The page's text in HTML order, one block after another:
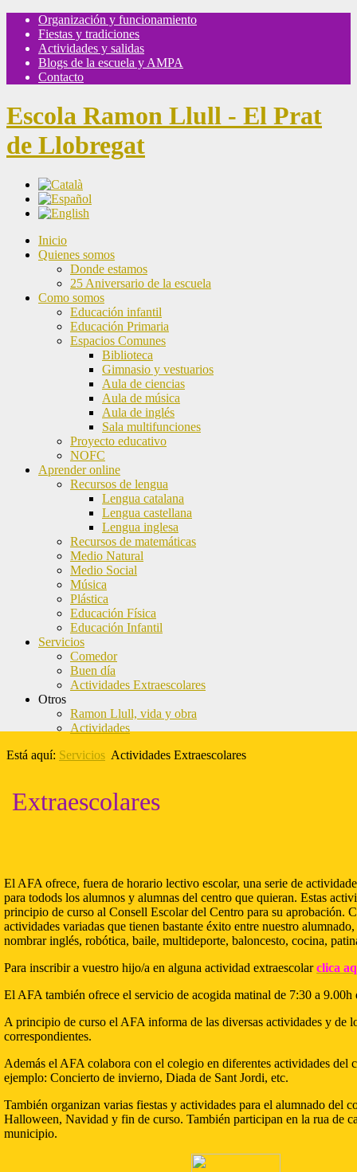
Organización y funcionamiento
Fiestas y tradiciones
Actividades y salidas
Blogs de la escuela y AMPA
Contacto
Escola Ramon Llull - El Prat
de Llobregat
Inicio
Quienes somos
Donde estamos
25 Aniversario de la escuela
Como somos
Educación infantil
Educación Primaria
Espacios Comunes
Biblioteca
Gimnasio y vestuarios
Aula de ciencias
Aula de música
Aula de inglés
Sala multifunciones
Proyecto educativo
NOFC
Aprender online
Recursos de lengua
Lengua catalana
Lengua castellana
Lengua inglesa
Recursos de matemáticas
Medio Natural
Medio Social
Música
Plástica
Educación Física
Educación Infantil
Servicios
Comedor
Buen día
Actividades Extraescolares
Otros
Ramon Llull, vida y obra
Actividades
Está aquí: Servicios Actividades Extraescolares
Extraescolares
El AFA ofrece, fuera de horario lectivo escolar, una serie de
para todods los alumnos y alumnas del centro que quieran. Estas
principio de curso al Consell Escolar del Centro para su aprobación.
actividades variadas que tienen bastante éxito entre nuestro
nombrar inglés, robótica, baile, multideporte, baloncesto, cocina,
Para inscribir a vuestro hijo/a en alguna actividad extraescolarclica
El AFA también ofrece el servicio de acogida matinal de 7:30 a 9.00h
A principio de curso el AFA informa de las diversas actividades y de
correspondientes.
Además el AFA colabora con el colegio en diferentes actividades del
ejemplo: Concierto de invierno, Diada de Sant Jordi, etc.
También organizan varias fiestas y actividades para el alumnado del
Halloween, Navidad y fin de curso. También participan en la rua de
municipio.